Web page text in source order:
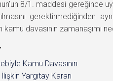
8/1. maddesi gereğince
gerektirmediğinden
kamu davasının
Kamu Davasının
Yargıtay Kararı